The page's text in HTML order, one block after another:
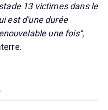
13 victimes dans le
est d'une durée
une fois",